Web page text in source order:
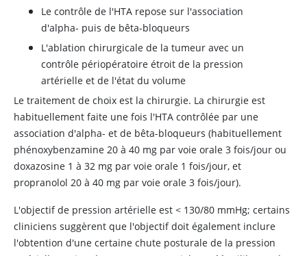
Le contrôle de l'HTA repose sur l'association
d'alpha- puis de bêta-bloqueurs
L'ablation chirurgicale de la tumeur avec un
contrôle périopératoire étroit de la pression
artérielle et de l'état du volume
Le traitement de choix est la chirurgie. La chirurgie est
habituellement faite une fois l'HTA contrôlée par une
association d'alpha- et de bêta-bloqueurs (habituellement
phénoxybenzamine 20 à 40 mg par voie orale 3 fois/jour ou
doxazosine 1 à 32 mg par voie orale 1 fois/jour, et
propranolol 20 à 40 mg par voie orale 3 fois/jour).
L'objectif de pression artérielle est < 130/80 mmHg; certains
cliniciens suggèrent que l'objectif doit également inclure
l'obtention d'une certaine chute posturale de la pression